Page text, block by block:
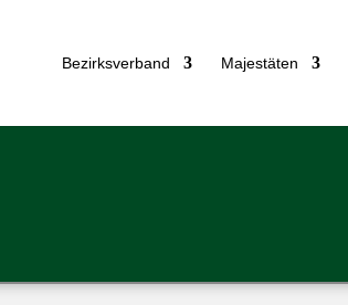
Bezirks­ver­band Majes­tä­ten